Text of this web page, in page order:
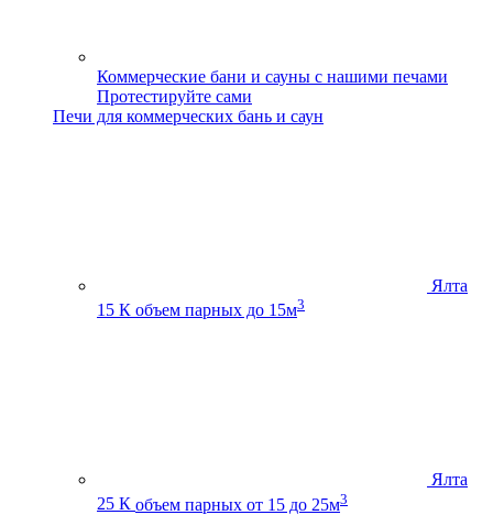
Коммерческие бани и сауны с нашими печами
Протестируйте сами
Печи для коммерческих бань и саун
Ялта
15 К объем парных до 15м3
Ялта
25 К объем парных от 15 до 25м3